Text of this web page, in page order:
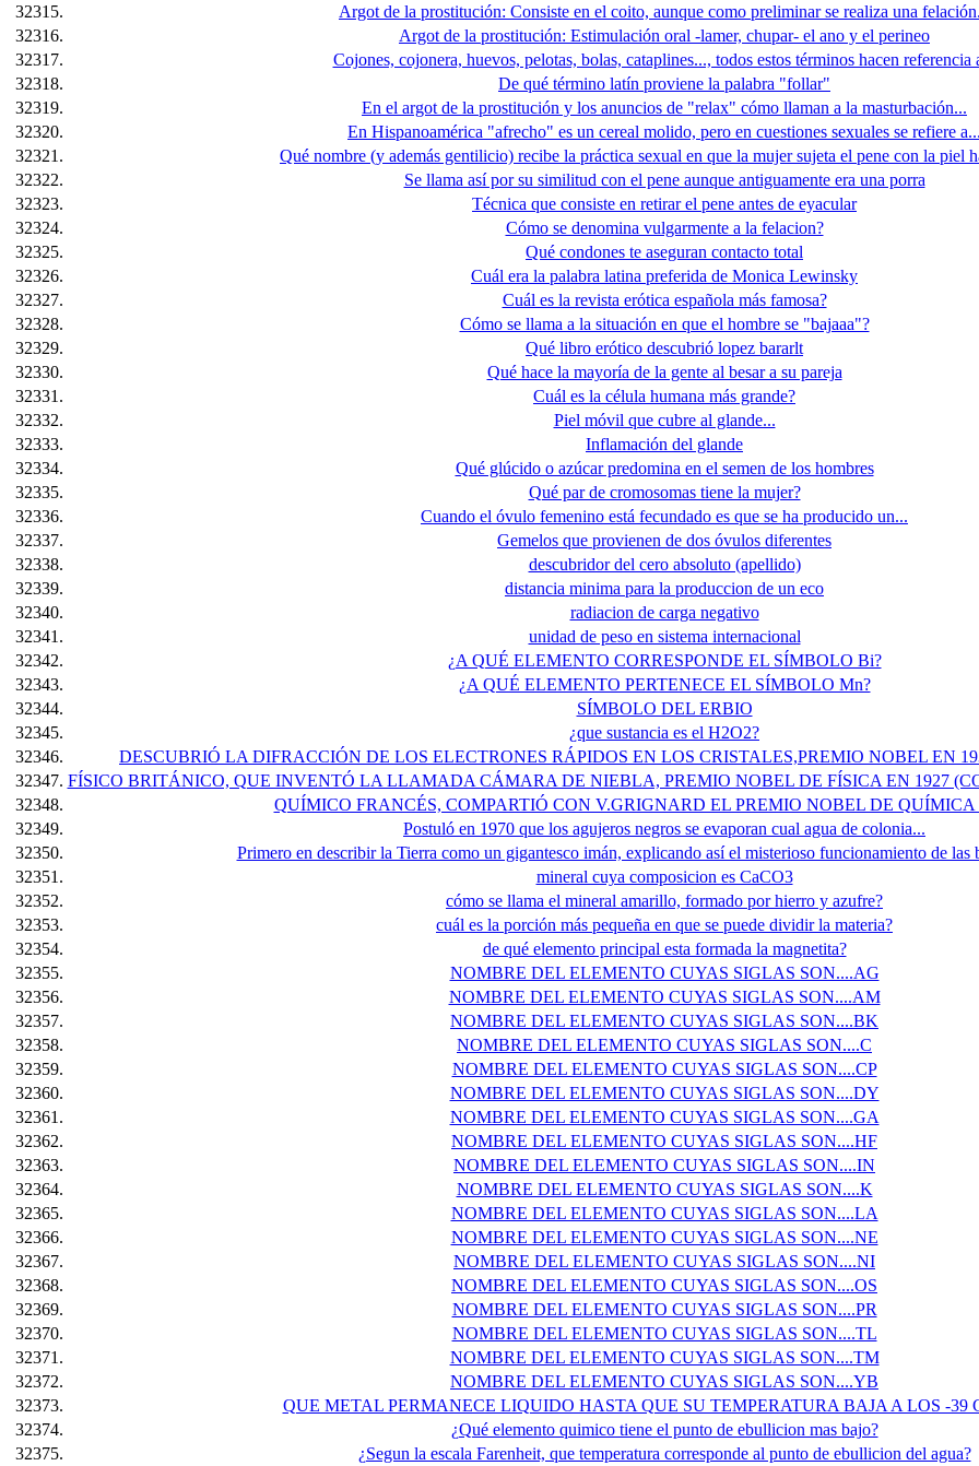
32315.
Argot de la prostitución: Consiste en el coito, aunque como preliminar se realiza una
32316.
Argot de la prostitución: Estimulación oral -lamer, chupar- el ano y el perineo
32317.
Cojones, cojonera, huevos, pelotas, bolas, cataplines..., todos estos términos hacen referencia
32318.
De qué término latín proviene la palabra "follar"
32319.
En el argot de la prostitución y los anuncios de "relax" cómo llaman a la masturbación...
32320.
En Hispanoamérica "afrecho" es un cereal molido, pero en cuestiones sexuales se refiere
32321.
Qué nombre (y además gentilicio) recibe la práctica sexual en que la mujer sujeta el pene con la piel
32322.
Se llama así por su similitud con el pene aunque antiguamente era una porra
32323.
Técnica que consiste en retirar el pene antes de eyacular
32324.
Cómo se denomina vulgarmente a la felacion?
32325.
Qué condones te aseguran contacto total
32326.
Cuál era la palabra latina preferida de Monica Lewinsky
32327.
Cuál es la revista erótica española más famosa?
32328.
Cómo se llama a la situación en que el hombre se "bajaaa"?
32329.
Qué libro erótico descubrió lopez bararlt
32330.
Qué hace la mayoría de la gente al besar a su pareja
32331.
Cuál es la célula humana más grande?
32332.
Piel móvil que cubre al glande...
32333.
Inflamación del glande
32334.
Qué glúcido o azúcar predomina en el semen de los hombres
32335.
Qué par de cromosomas tiene la mujer?
32336.
Cuando el óvulo femenino está fecundado es que se ha producido un...
32337.
Gemelos que provienen de dos óvulos diferentes
32338.
descubridor del cero absoluto (apellido)
32339.
distancia minima para la produccion de un eco
32340.
radiacion de carga negativo
32341.
unidad de peso en sistema internacional
32342.
¿A QUÉ ELEMENTO CORRESPONDE EL SÍMBOLO Bi?
32343.
¿A QUÉ ELEMENTO PERTENECE EL SÍMBOLO Mn?
32344.
SÍMBOLO DEL ERBIO
32345.
¿que sustancia es el H2O2?
32346.
DESCUBRIÓ LA DIFRACCIÓN DE LOS ELECTRONES RÁPIDOS EN LOS CRISTALES,PREMIO NOBEL EN
32347. FÍSICO BRITÁNICO, QUE INVENTÓ LA LLAMADA CÁMARA DE NIEBLA, PREMIO NOBEL DE FÍSICA EN 1927
32348.
QUÍMICO FRANCÉS, COMPARTIÓ CON V.GRIGNARD EL PREMIO NOBEL DE QUÍMICA
32349.
Postuló en 1970 que los agujeros negros se evaporan cual agua de colonia...
32350.
Primero en describir la Tierra como un gigantesco imán, explicando así el misterioso funcionamiento de las
32351.
mineral cuya composicion es CaCO3
32352.
cómo se llama el mineral amarillo, formado por hierro y azufre?
32353.
cuál es la porción más pequeña en que se puede dividir la materia?
32354.
de qué elemento principal esta formada la magnetita?
32355.
NOMBRE DEL ELEMENTO CUYAS SIGLAS SON....AG
32356.
NOMBRE DEL ELEMENTO CUYAS SIGLAS SON....AM
32357.
NOMBRE DEL ELEMENTO CUYAS SIGLAS SON....BK
32358.
NOMBRE DEL ELEMENTO CUYAS SIGLAS SON....C
32359.
NOMBRE DEL ELEMENTO CUYAS SIGLAS SON....CP
32360.
NOMBRE DEL ELEMENTO CUYAS SIGLAS SON....DY
32361.
NOMBRE DEL ELEMENTO CUYAS SIGLAS SON....GA
32362.
NOMBRE DEL ELEMENTO CUYAS SIGLAS SON....HF
32363.
NOMBRE DEL ELEMENTO CUYAS SIGLAS SON....IN
32364.
NOMBRE DEL ELEMENTO CUYAS SIGLAS SON....K
32365.
NOMBRE DEL ELEMENTO CUYAS SIGLAS SON....LA
32366.
NOMBRE DEL ELEMENTO CUYAS SIGLAS SON....NE
32367.
NOMBRE DEL ELEMENTO CUYAS SIGLAS SON....NI
32368.
NOMBRE DEL ELEMENTO CUYAS SIGLAS SON....OS
32369.
NOMBRE DEL ELEMENTO CUYAS SIGLAS SON....PR
32370.
NOMBRE DEL ELEMENTO CUYAS SIGLAS SON....TL
32371.
NOMBRE DEL ELEMENTO CUYAS SIGLAS SON....TM
32372.
NOMBRE DEL ELEMENTO CUYAS SIGLAS SON....YB
32373.
QUE METAL PERMANECE LIQUIDO HASTA QUE SU TEMPERATURA BAJA A LOS -39
32374.
¿Qué elemento quimico tiene el punto de ebullicion mas bajo?
32375.
¿Segun la escala Farenheit, que temperatura corresponde al punto de ebullicion del agua?